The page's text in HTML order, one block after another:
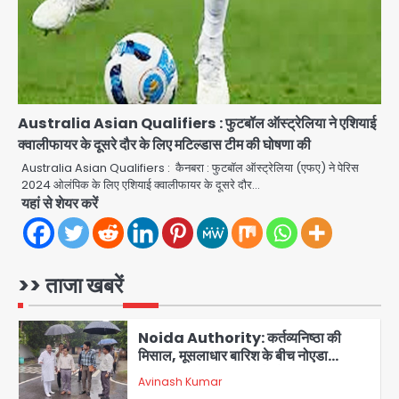
Australia Asian Qualifiers : फुटबॉल ऑस्ट्रेलिया ने एशियाई
क्वालीफायर के दूसरे दौर के लिए मटिल्डास टीम की घोषणा की
Australia Asian Qualifiers : कैनबरा : फुटबॉल ऑस्ट्रेलिया (एफए) ने पेरिस
2024 ओलंपिक के लिए एशियाई क्वालीफायर के दूसरे दौर…
यहां से शेयर करें
>> ताजा खबरें
Avinash Kumar
4
Greater Noida (Badalpur):
सरिया लदा कैंटर अनियंत्रित होकर घुसा
किराना दुकान में , ड्राइवर की मौत
Avinash Kumar
5
DC Movie Review: लोकेश कनगराज की
एक्टिंग डेब्यू फिल्म विजुअली स्ट्राइकिंग लेकिन
स्क्रीनप्ले में कमजोर, लेकिन कहानी अधूरी रह
Avinash Kumar
1
Felix Hospital Noida: फेलिक्स
Noida Authority: कर्तव्यनिष्ठा की
मिसाल, मूसलाधार बारिश के बीच नोएडा
प्राधिकरण ने संभाला मोर्चा, सेक्टर 105
आरडब्ल्यूए ने जताया आभार
Avinash Kumar